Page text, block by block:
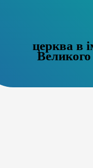
церква в
Великого